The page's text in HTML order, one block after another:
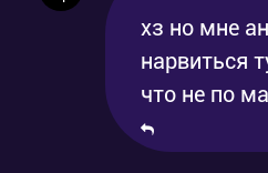
хз но мне
нарвиться
что не по